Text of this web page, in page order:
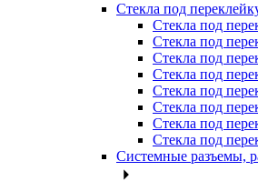
Стекла под
Стекла под
Стекла под
Стекла под
Стекла под
Стекла под
Стекла под
Стекла под
Стекла под
Системные разъемы,